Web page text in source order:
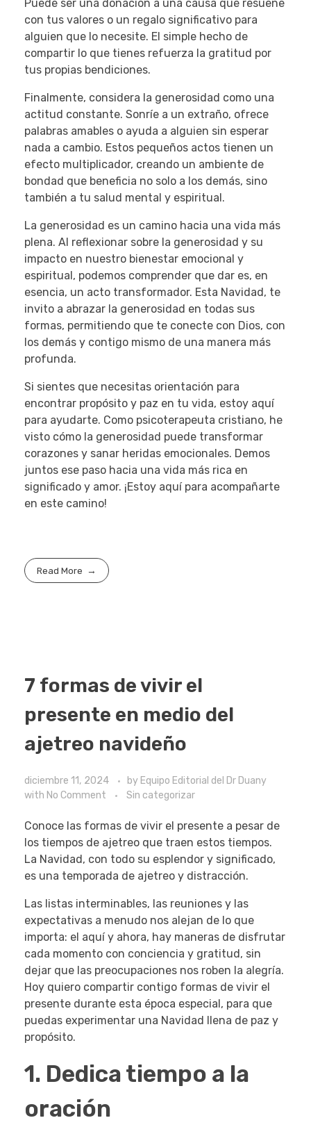
Puede ser una donación a una causa que resuene
con tus valores o un regalo significativo para
alguien que lo necesite. El simple hecho de
compartir lo que tienes refuerza la gratitud por
tus propias bendiciones.
Finalmente, considera la generosidad como una
actitud constante. Sonríe a un extraño, ofrece
palabras amables o ayuda a alguien sin esperar
nada a cambio. Estos pequeños actos tienen un
efecto multiplicador, creando un ambiente de
bondad que beneficia no solo a los demás, sino
también a tu salud mental y espiritual.
La generosidad es un camino hacia una vida más
plena. Al reflexionar sobre la generosidad y su
impacto en nuestro bienestar emocional y
espiritual, podemos comprender que dar es, en
esencia, un acto transformador. Esta Navidad, te
invito a abrazar la generosidad en todas sus
formas, permitiendo que te conecte con Dios, con
los demás y contigo mismo de una manera más
profunda.
Si sientes que necesitas orientación para
encontrar propósito y paz en tu vida, estoy aquí
para ayudarte. Como psicoterapeuta cristiano, he
visto cómo la generosidad puede transformar
corazones y sanar heridas emocionales. Demos
juntos ese paso hacia una vida más rica en
significado y amor. ¡Estoy aquí para acompañarte
en este camino!
Read More
7 formas de vivir el
presente en medio del
ajetreo navideño
diciembre 11, 2024 by Equipo Editorial del Dr Duany
with No Comment Sin categorizar
Conoce las formas de vivir el presente a pesar de
los tiempos de ajetreo que traen estos tiempos.
La Navidad, con todo su esplendor y significado,
es una temporada de ajetreo y distracción.
Las listas interminables, las reuniones y las
expectativas a menudo nos alejan de lo que
importa: el aquí y ahora, hay maneras de disfrutar
cada momento con conciencia y gratitud, sin
dejar que las preocupaciones nos roben la alegría.
Hoy quiero compartir contigo formas de vivir el
presente durante esta época especial, para que
puedas experimentar una Navidad llena de paz y
propósito.
1. Dedica tiempo a la
oración